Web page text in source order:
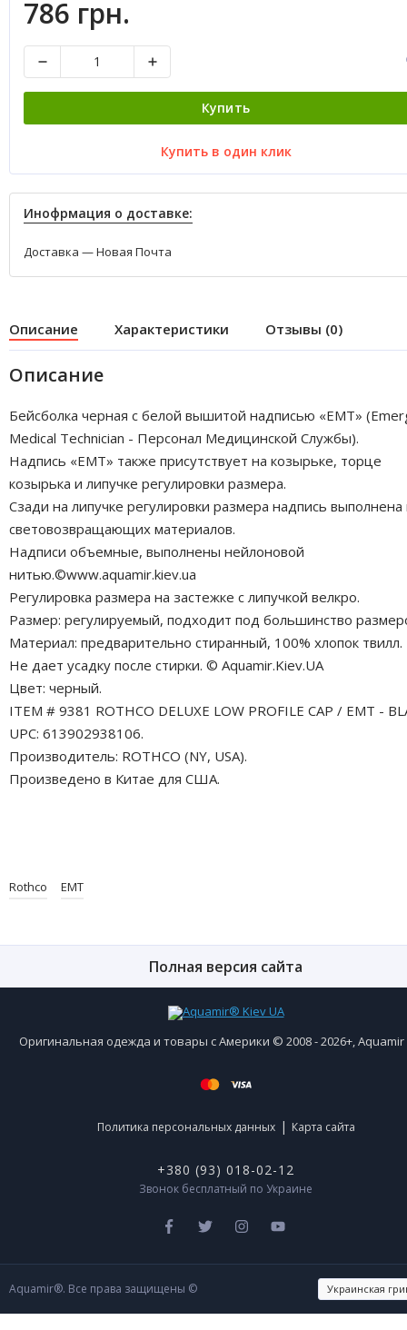
786 грн.
Купить
Купить в один клик
Инофрмация о доставке:
Доставка — Новая Почта
Описание Характеристики Отзывы (0)
Описание
Бейсболка черная с белой вышитой надписью «EMT»
Medical Technician - Персонал Медицинской Службы).
Надпись «EMT» также присутствует на козырьке, торце
козырька и липучке регулировки размера.
Сзади на липучке регулировки размера надпись выполнена
световозвращающих материалов.
Надписи объемные, выполнены нейлоновой
нитью.©www.aquamir.kiev.ua
Регулировка размера на застежке с липучкой велкро.
Размер: регулируемый, подходит под большинство
Материал: предварительно стиранный, 100% хлопок твилл.
Не дает усадку после стирки. © Aquamir.Kiev.UA
Цвет: черный.
ITEM # 9381 ROTHCO DELUXE LOW PROFILE CAP / EMT -
UPC: 613902938106.
Производитель: ROTHCO (NY, USA).
Произведено в Китае для США.
Rothco EMT
Полная версия сайта
Оригинальная одежда и товары с Америки © 2008 - 2026+,
Политика персональных данных | Карта сайта
+380 (93) 018-02-12
Звонок бесплатный по Украине
Aquamir®. Все права защищены ©